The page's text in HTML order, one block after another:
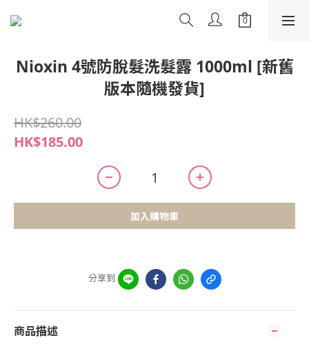
Nioxin 4號防脫髮洗髮露 1000ml [新舊
版本隨機發貨]
HK$260.00
HK$185.00
加入購物車
分享到
商品描述